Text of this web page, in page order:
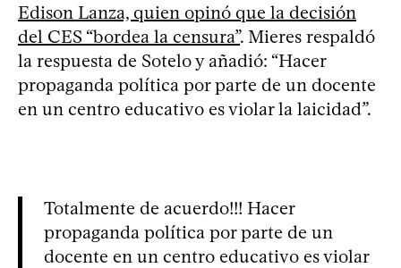
Edison Lanza, quien opinó que la decisión
del CES “bordea la censura”. Mieres respaldó
la respuesta de Sotelo y añadió: “Hacer
propaganda política por parte de un docente
en un centro educativo es violar la laicidad”.
Totalmente de acuerdo!!! Hacer
propaganda política por parte de un
docente en un centro educativo es violar